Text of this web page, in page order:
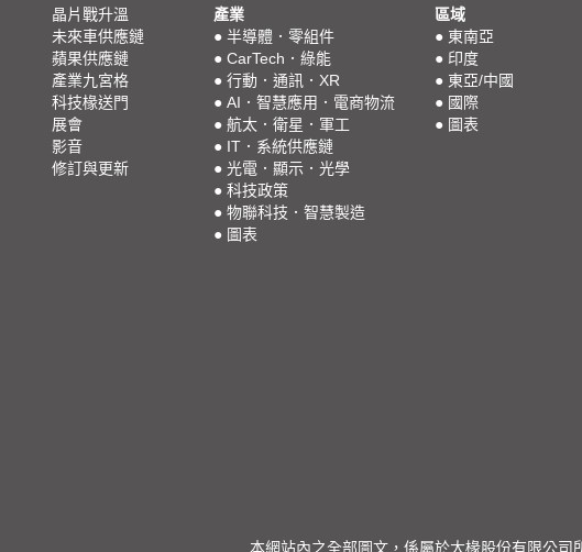
晶片戰升溫
未來車供應鏈
蘋果供應鏈
產業九宮格
科技椽送門
展會
影音
修訂與更新
產業
● 半導體．零組件
● CarTech．綠能
● 行動．通訊．XR
● AI．智慧應用．電商物流
● 航太．衛星．軍工
● IT．系統供應鏈
● 光電．顯示．光學
● 科技政策
● 物聯科技．智慧製造
● 圖表
區域
● 東南亞
● 印度
● 東亞/中國
● 國際
● 圖表
本網站內之全部圖文，係屬於大椽股份有限公